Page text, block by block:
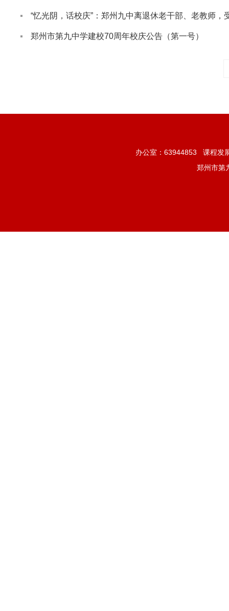
“忆光阴，话校庆”：郑州九中离退休老干部、老教师，
郑州市第九中学建校70周年校庆公告（第一号）
办公室：63944853
课程发
郑州市第